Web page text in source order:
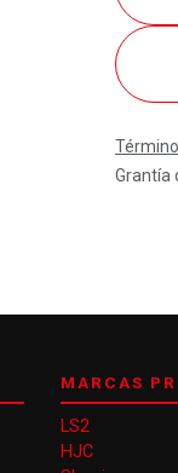
Grantía
MARCAS
LS2
HJC